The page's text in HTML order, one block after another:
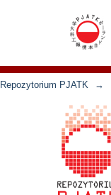
Repozytorium PJATK →